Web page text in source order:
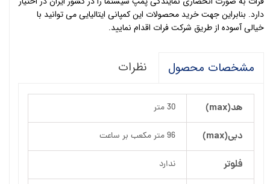
دارد. بنابراین جهت خرید محصولات این کمپانی ایتالیایی می توانید با
خیالی آسوده از طریق شرکت فرات اقدام نمایید.
مشخصات محصول نظرات
هد(max) 30 متر
دبی(max) 96 متر مکعب بر ساعت
فلوتر ندارد